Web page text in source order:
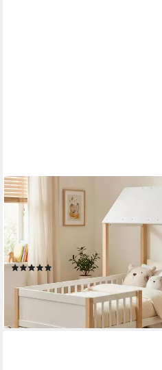
LVHOM
Hausbett
Rollen,Rausfallschutz &
Schreibtisch, Bücherregal, 1
Multifunktionales Hausbett aus
583,67 €
-28%
lieferbar - in 6-8 Werktagen bei dir